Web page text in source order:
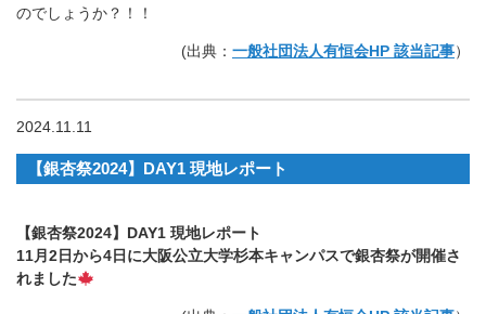
のでしょうか？！！
(出典： 一般社団法人有恒会HP 該当記事）
2024.11.11
【銀杏祭2024】DAY1 現地レポート
【銀杏祭2024】DAY1 現地レポート
11月2日から4日に大阪公立大学杉本キャンパスで銀杏祭が開催さ
れました